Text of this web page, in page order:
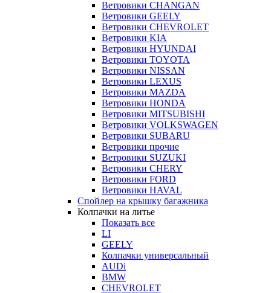
Ветровики CHANGAN
Ветровики GEELY
Ветровики CHEVROLET
Ветровики KIA
Ветровики HYUNDAI
Ветровики TOYOTA
Ветровики NISSAN
Ветровики LEXUS
Ветровики MAZDA
Ветровики HONDA
Ветровики MITSUBISHI
Ветровики VOLKSWAGEN
Ветровики SUBARU
Ветровики прочие
Ветровики SUZUKI
Ветровики CHERY
Ветровики FORD
Ветровики HAVAL
Спойлер на крышку багажника
Колпачки на литье
Показать все
LI
GEELY
Колпачки универсальный
AUDi
BMW
CHEVROLET